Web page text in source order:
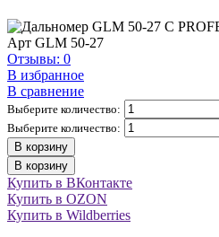
Арт GLM 50-27
Отзывы: 0
В избранное
В сравнение
Выберите количество:
Выберите количество:
В корзину
В корзину
Купить в ВКонтакте
Купить в OZON
Купить в Wildberries